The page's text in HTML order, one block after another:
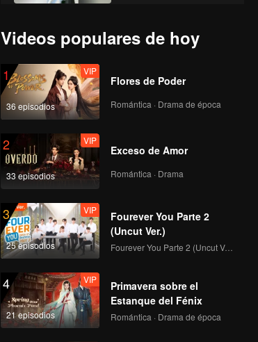
SMART's Casual Look
SUNNY's Casual Look
TADALEE's Casual
TATA's Casual Look
THI-O's Casual Look
Videos populares de hoy
1
36 episodios
VIP
Flores de Poder
Romántica · Drama de época
2
33 episodios
VIP
Exceso de Amor
Romántica · Drama
3
25 episodios
VIP
Fourever You Parte 2
(Uncut Ver.)
Fourever You Parte 2 (Uncut Ver.)
4
21 episodios
VIP
Primavera sobre el
Estanque del Fénix
Romántica · Drama de época